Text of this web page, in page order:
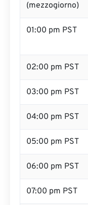
(mezzogiorno)
01:00 pm PST
02:00 pm PST
03:00 pm PST
04:00 pm PST
05:00 pm PST
06:00 pm PST
07:00 pm PST